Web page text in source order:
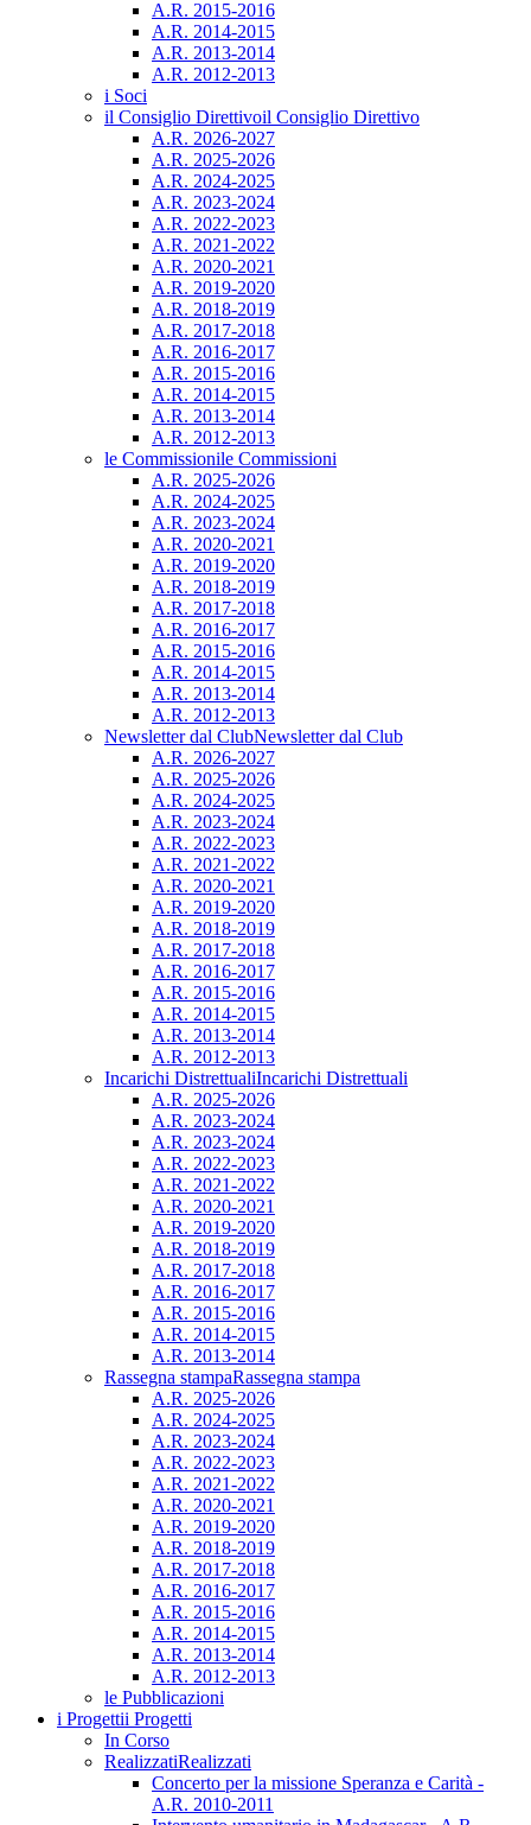
A.R. 2015-2016
A.R. 2014-2015
A.R. 2013-2014
A.R. 2012-2013
i Soci
il Consiglio Direttivoil Consiglio Direttivo
A.R. 2026-2027
A.R. 2025-2026
A.R. 2024-2025
A.R. 2023-2024
A.R. 2022-2023
A.R. 2021-2022
A.R. 2020-2021
A.R. 2019-2020
A.R. 2018-2019
A.R. 2017-2018
A.R. 2016-2017
A.R. 2015-2016
A.R. 2014-2015
A.R. 2013-2014
A.R. 2012-2013
le Commissionile Commissioni
A.R. 2025-2026
A.R. 2024-2025
A.R. 2023-2024
A.R. 2020-2021
A.R. 2019-2020
A.R. 2018-2019
A.R. 2017-2018
A.R. 2016-2017
A.R. 2015-2016
A.R. 2014-2015
A.R. 2013-2014
A.R. 2012-2013
Newsletter dal ClubNewsletter dal Club
A.R. 2026-2027
A.R. 2025-2026
A.R. 2024-2025
A.R. 2023-2024
A.R. 2022-2023
A.R. 2021-2022
A.R. 2020-2021
A.R. 2019-2020
A.R. 2018-2019
A.R. 2017-2018
A.R. 2016-2017
A.R. 2015-2016
A.R. 2014-2015
A.R. 2013-2014
A.R. 2012-2013
Incarichi DistrettualiIncarichi Distrettuali
A.R. 2025-2026
A.R. 2023-2024
A.R. 2023-2024
A.R. 2022-2023
A.R. 2021-2022
A.R. 2020-2021
A.R. 2019-2020
A.R. 2018-2019
A.R. 2017-2018
A.R. 2016-2017
A.R. 2015-2016
A.R. 2014-2015
A.R. 2013-2014
Rassegna stampaRassegna stampa
A.R. 2025-2026
A.R. 2024-2025
A.R. 2023-2024
A.R. 2022-2023
A.R. 2021-2022
A.R. 2020-2021
A.R. 2019-2020
A.R. 2018-2019
A.R. 2017-2018
A.R. 2016-2017
A.R. 2015-2016
A.R. 2014-2015
A.R. 2013-2014
A.R. 2012-2013
le Pubblicazioni
i Progettii Progetti
In Corso
RealizzatiRealizzati
Concerto per la missione Speranza e Carità -
A.R. 2010-2011